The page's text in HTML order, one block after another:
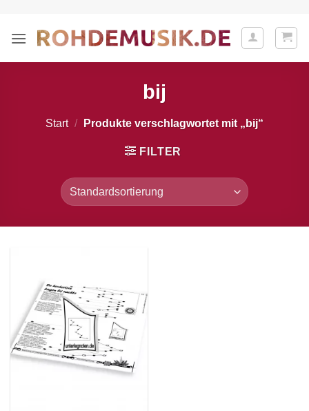
springen
bij
Start / Produkte verschlagwortet mit „bij“
FILTER